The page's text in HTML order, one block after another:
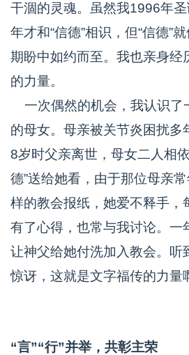
干涸的灵魂。虽然我1996年
年才和“信德”相识，但“信德”
期盼中如约而至。我也亲身经
的力量。
一次偶然的机会，我认识了
的母女。母亲被关节炎困扰多
8岁时父亲离世，母女二人相
德”送给她看，由于那位母亲
样的教会报纸，她爱不释手，
有了心得，也常与我讨论。一
让神父给她付洗加入教会。听
惊讶，这就是文字福传的力量
“言”“行”并举，共彰主荣